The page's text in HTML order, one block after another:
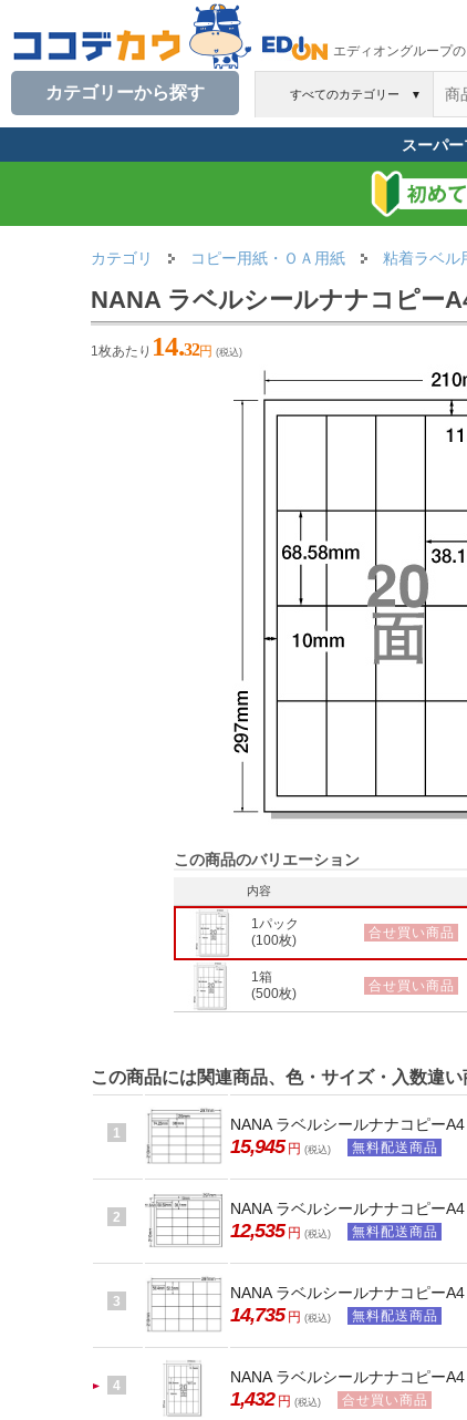
エディオングループ
すべてのカテゴリー ▼
カテゴリーから探す
スーパ
カテゴリ コピー用紙・ＯＡ用紙 粘着ラベル
NANA ラベルシールナナコピー
1枚あたり 14.32円 (税込)
この商品のバリエーション
内容
1パック
(100枚)
合せ買い商品
1箱
(500枚)
合せ買い商品
この商品には関連商品、色・サイズ・入数違
1 NANA ラベルシールナナコピー
15,945 円 (税込) 無料配送商品
2 NANA ラベルシールナナコピー
12,535 円 (税込) 無料配送商品
3 NANA ラベルシールナナコピー
14,735 円 (税込) 無料配送商品
4 NANA ラベルシールナナコピー
1,432 円 (税込) 合せ買い商品